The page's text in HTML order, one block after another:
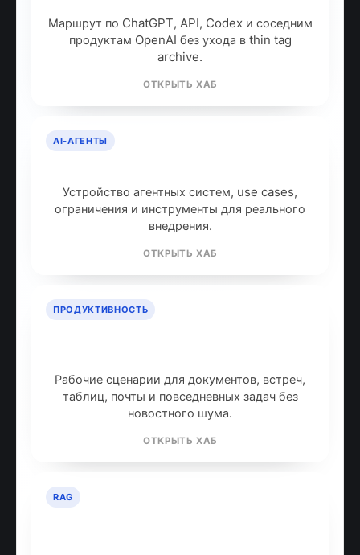
Маршрут по ChatGPT, API, Codex и соседним
продуктам OpenAI без ухода в thin tag
archive.
ОТКРЫТЬ ХАБ
AI-АГЕНТЫ
Устройство агентных систем, use cases,
ограничения и инструменты для реального
внедрения.
ОТКРЫТЬ ХАБ
ПРОДУКТИВНОСТЬ
Рабочие сценарии для документов, встреч,
таблиц, почты и повседневных задач без
новостного шума.
ОТКРЫТЬ ХАБ
RAG